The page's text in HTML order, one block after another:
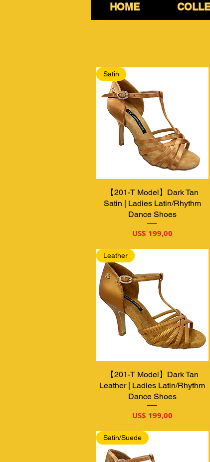
HOME
Snel overzicht
Satin
【201-T Model】Dark Tan
Satin | Ladies Latin/Rhythm
Dance Shoes
Prijs
US$ 199,00
Snel overzicht
Leather
【201-T Model】Dark Tan
Leather | Ladies Latin/Rhythm
Dance Shoes
Prijs
US$ 199,00
Satin/Suede